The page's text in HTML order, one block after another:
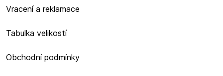
Vracení a reklamace
Tabulka velikostí
Obchodní podmínky